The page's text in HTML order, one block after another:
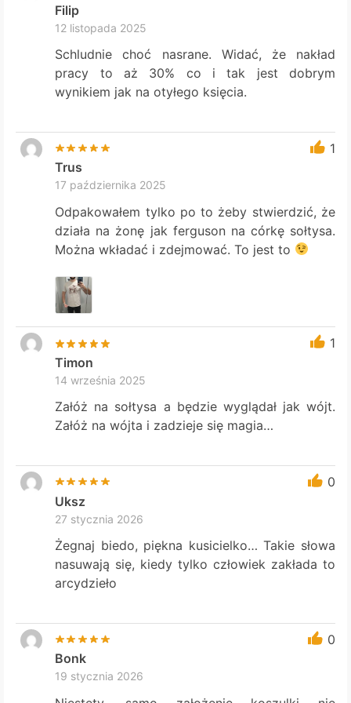
Filip
12 listopada 2025
Schludnie choć nasrane. Widać, że nakład
pracy to aż 30% co i tak jest dobrym
wynikiem jak na otyłego księcia.
1
Trus
17 października 2025
Odpakowałem tylko po to żeby stwierdzić, że
działa na żonę jak ferguson na córkę sołtysa.
Można wkładać i zdejmować. To jest to
1
Timon
14 września 2025
Załóż na sołtysa a będzie wyglądał jak wójt.
Załóż na wójta i zadzieje się magia…
0
Uksz
27 stycznia 2026
Żegnaj biedo, piękna kusicielko… Takie słowa
nasuwają się, kiedy tylko człowiek zakłada to
arcydzieło
0
Bonk
19 stycznia 2026